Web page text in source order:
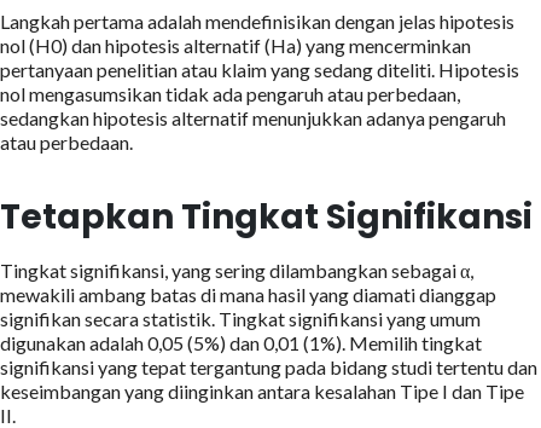
Langkah pertama adalah mendefinisikan dengan jelas hipotesis
nol (H0) dan hipotesis alternatif (Ha) yang mencerminkan
pertanyaan penelitian atau klaim yang sedang diteliti. Hipotesis
nol mengasumsikan tidak ada pengaruh atau perbedaan,
sedangkan hipotesis alternatif menunjukkan adanya pengaruh
atau perbedaan.
Tetapkan Tingkat Signifikansi
Tingkat signifikansi, yang sering dilambangkan sebagai α,
mewakili ambang batas di mana hasil yang diamati dianggap
signifikan secara statistik. Tingkat signifikansi yang umum
digunakan adalah 0,05 (5%) dan 0,01 (1%). Memilih tingkat
signifikansi yang tepat tergantung pada bidang studi tertentu dan
keseimbangan yang diinginkan antara kesalahan Tipe I dan Tipe
II.